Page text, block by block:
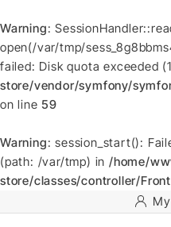
Warning:
open(/var/tmp/
failed: Disk quota exceeded
store/vendor/symfony/
on line59
Warning: session_start():
(path: /var/tmp) in/home/
store/classes/controller/